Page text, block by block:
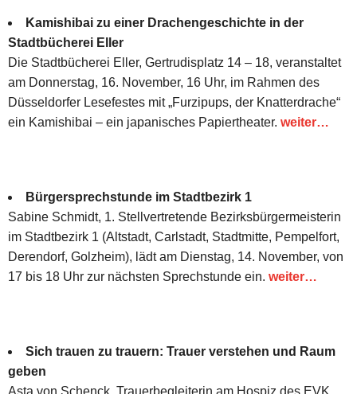
Kamishibai zu einer Drachengeschichte in der
Stadtbücherei Eller
Die Stadtbücherei Eller, Gertrudisplatz 14 – 18, veranstaltet
am Donnerstag, 16. November, 16 Uhr, im Rahmen des
Düsseldorfer Lesefestes mit „Furzipups, der Knatterdrache“
ein Kamishibai – ein japanisches Papiertheater. weiter…
Bürgersprechstunde im Stadtbezirk 1
Sabine Schmidt, 1. Stellvertretende Bezirksbürgermeisterin
im Stadtbezirk 1 (Altstadt, Carlstadt, Stadtmitte, Pempelfort,
Derendorf, Golzheim), lädt am Dienstag, 14. November, von
17 bis 18 Uhr zur nächsten Sprechstunde ein. weiter…
Sich trauen zu trauern: Trauer verstehen und Raum
geben
Asta von Schenck, Trauerbegleiterin am Hospiz des EVK